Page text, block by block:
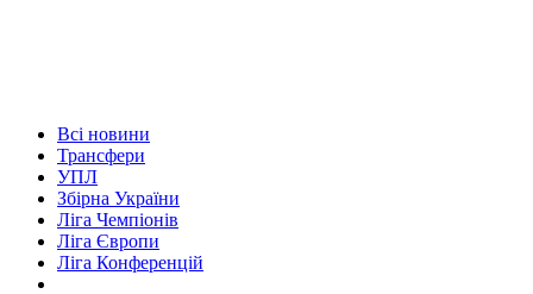
Всі новини
Трансфери
УПЛ
Збірна України
Ліга Чемпіонів
Ліга Європи
Ліга Конференцій